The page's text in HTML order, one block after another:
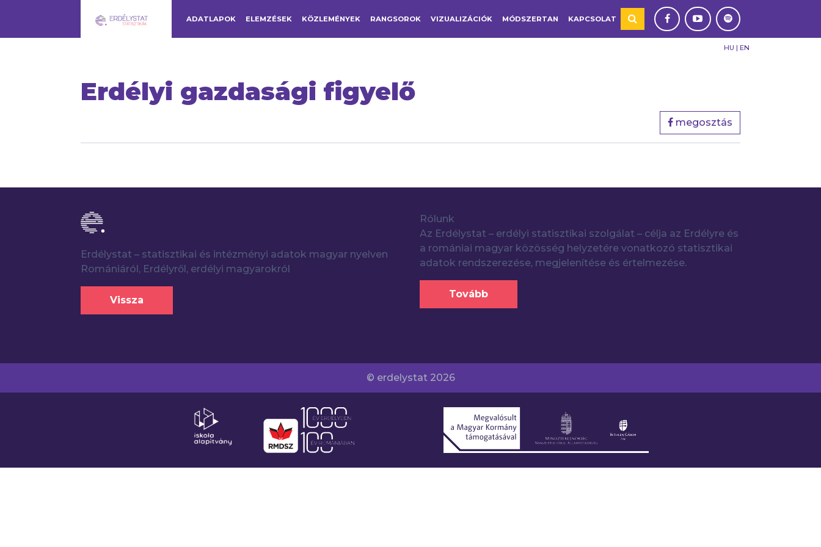
ADATLAPOK ELEMZÉSEK KÖZLEMÉNYEK RANGSOROK VIZUALIZÁCIÓK MÓDSZERTAN KAPCSOLAT
HU | EN
Erdélyi gazdasági figyelő
megosztás
Erdélystat – statisztikai és intézményi adatok magyar nyelven
Romániáról, Erdélyről, erdélyi magyarokról
Vissza
Rólunk
Az Erdélystat – erdélyi statisztikai szolgálat – célja az Erdélyre és
a romániai magyar közösség helyzetére vonatkozó statisztikai
adatok rendszerezése, megjelenítése és értelmezése.
Tovább
© erdelystat 2026